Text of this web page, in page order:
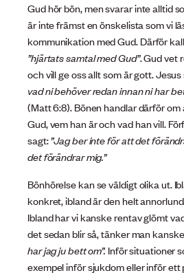
Gud hör bön, men svarar inte alltid
är inte främst en önskelista som vi
kommunikation med Gud. Därför
”hjärtats samtal med Gud”. Gud vet
och vill ge oss allt som är gott.
vad ni behöver redan innan ni har
(Matt 6:8). Bönen handlar därför
Gud, vem han är och vad han vill.
sagt:”Jag ber inte för att det
det förändrar mig.”
Bönhörelse kan se väldigt olika ut.
konkret, ibland är den helt
Ibland har vi kanske rentav glömt
det sedan blir så, tänker man
har jag ju bett om”.Inför situationer
exempel inför sjukdom eller inför ett